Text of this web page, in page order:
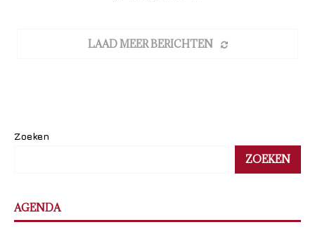
LAAD MEER BERICHTEN
Zoeken
ZOEKEN
AGENDA